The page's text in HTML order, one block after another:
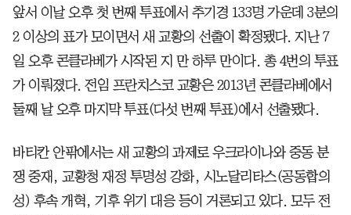
앞서 이날 오후 첫 번째 투표에서 추기경 133명 가운데 3분의
2 이상의 표가 모이면서 새 교황의 선출이 확정됐다. 지난 7
일 오후 콘클라베가 시작된 지 만 하루 만이다. 총 4번의 투표
가 이뤄졌다. 전임 프란치스코 교황은 2013년 콘클라베에서
둘째 날 오후 마지막 투표(다섯 번째 투표)에서 선출됐다.
바티칸 안팎에서는 새 교황의 과제로 우크라이나와 중동 분
쟁 중재, 교황청 재정 투명성 강화, 시노달리타스(공동합의
성) 후속 개혁, 기후 위기 대응 등이 거론되고 있다. 모두 전